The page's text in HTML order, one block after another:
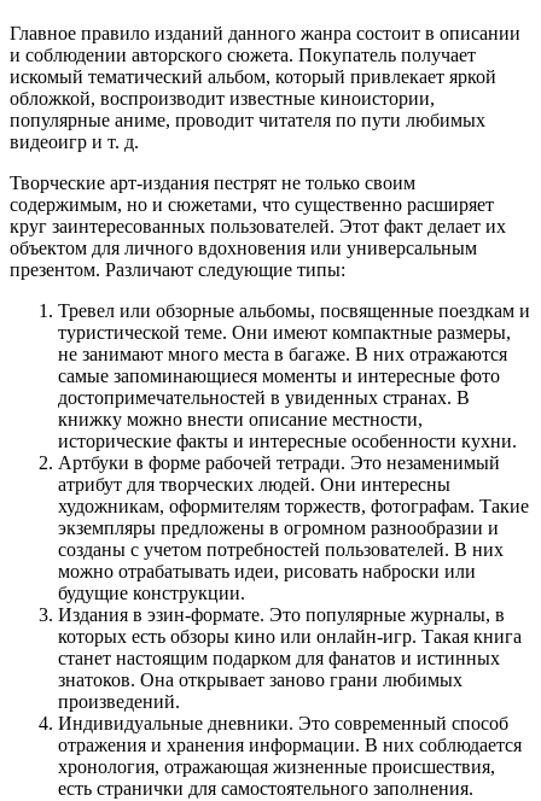
Главное правило изданий данного жанра состоит в описании
и соблюдении авторского сюжета. Покупатель получает
искомый тематический альбом, который привлекает яркой
обложкой, воспроизводит известные киноистории,
популярные аниме, проводит читателя по пути любимых
видеоигр и т. д.
Творческие арт-издания пестрят не только своим
содержимым, но и сюжетами, что существенно расширяет
круг заинтересованных пользователей. Этот факт делает их
объектом для личного вдохновения или универсальным
презентом. Различают следующие типы:
Тревел или обзорные альбомы, посвященные поездкам и
туристической теме. Они имеют компактные размеры,
не занимают много места в багаже. В них отражаются
самые запоминающиеся моменты и интересные фото
достопримечательностей в увиденных странах. В
книжку можно внести описание местности,
исторические факты и интересные особенности кухни.
Артбуки в форме рабочей тетради. Это незаменимый
атрибут для творческих людей. Они интересны
художникам, оформителям торжеств, фотографам. Такие
экземпляры предложены в огромном разнообразии и
созданы с учетом потребностей пользователей. В них
можно отрабатывать идеи, рисовать наброски или
будущие конструкции.
Издания в эзин-формате. Это популярные журналы, в
которых есть обзоры кино или онлайн-игр. Такая книга
станет настоящим подарком для фанатов и истинных
знатоков. Она открывает заново грани любимых
произведений.
Индивидуальные дневники. Это современный способ
отражения и хранения информации. В них соблюдается
хронология, отражающая жизненные происшествия,
есть странички для самостоятельного заполнения.